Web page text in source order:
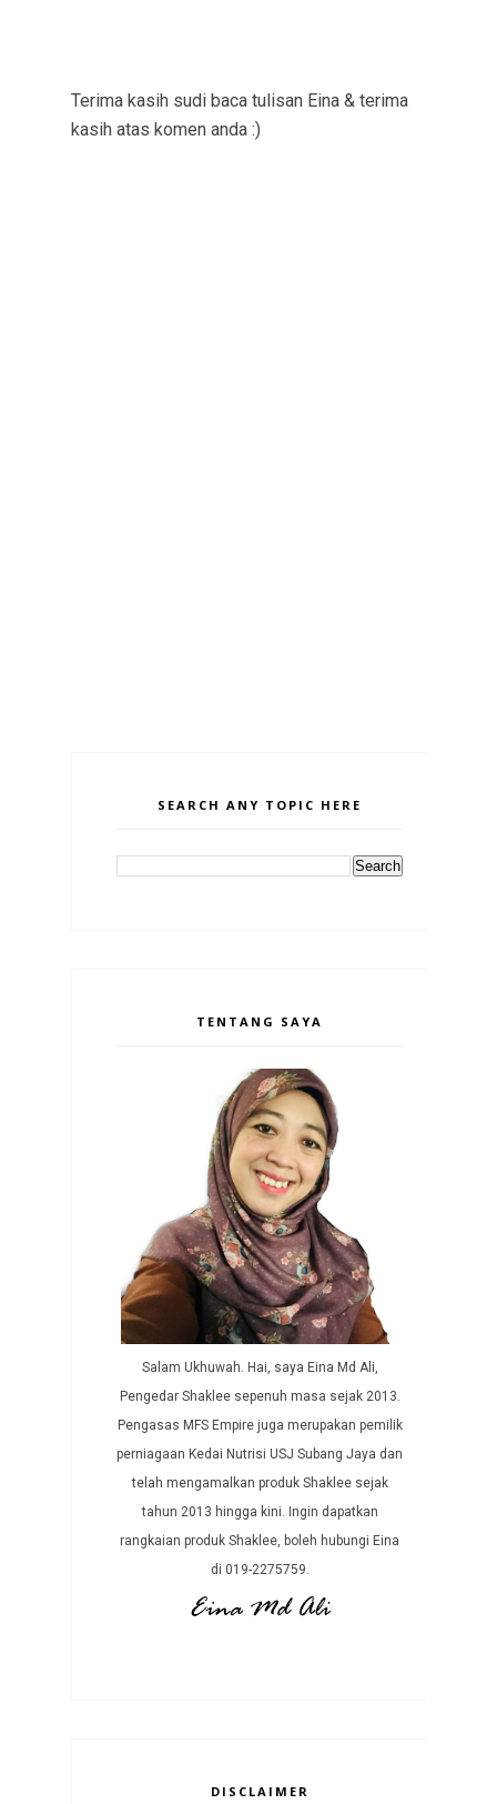
Terima kasih sudi baca tulisan Eina & terima
kasih atas komen anda :)
SEARCH ANY TOPIC HERE
TENTANG SAYA
Salam Ukhuwah. Hai, saya Eina Md Ali,
Pengedar Shaklee sepenuh masa sejak 2013.
Pengasas MFS Empire juga merupakan pemilik
perniagaan Kedai Nutrisi USJ Subang Jaya dan
telah mengamalkan produk Shaklee sejak
tahun 2013 hingga kini. Ingin dapatkan
rangkaian produk Shaklee, boleh hubungi Eina
di 019-2275759.
DISCLAIMER